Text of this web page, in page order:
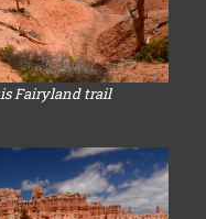
Fairyland trail